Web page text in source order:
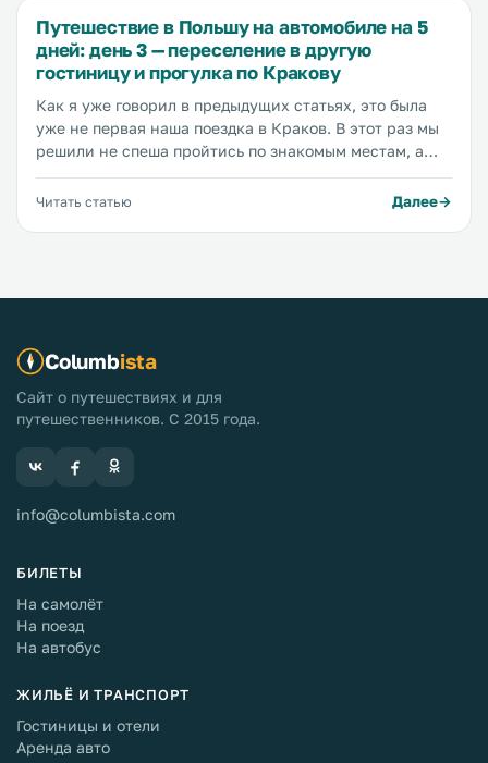
Путешествие в Польшу на автомобиле на 5
дней: день 3 — переселение в другую
гостиницу и прогулка по Кракову
Как я уже говорил в предыдущих статьях, это была
уже не первая наша поездка в Краков. В этот раз мы
решили не спеша пройтись по знакомым местам, а
так же посетить те, на которые в предыдущие поездки
не хватило времени. Предыдущий день был очень
Читать статью Далее
Columbista
Сайт о путешествиях и для
путешественников. С 2015 года.
info@columbista.com
БИЛЕТЫ
На самолёт
На поезд
На автобус
ЖИЛЬЁ И ТРАНСПОРТ
Гостиницы и отели
Аренда авто